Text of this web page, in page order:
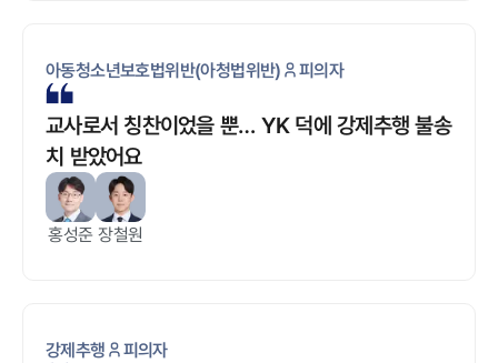
아동청소년보호법위반(아청법위반) 피의자
교사로서 칭찬이었을 뿐… YK 덕에 강제추행 불송
치 받았어요
홍성준 장철원
강제추행 피의자